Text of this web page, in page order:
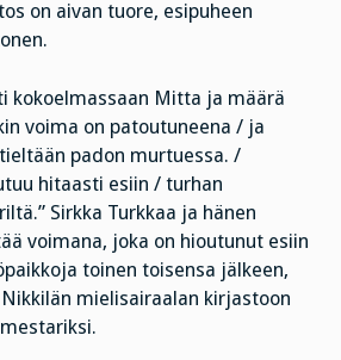
on aivan tuore, esipuheen
kokoelmassaan Mitta ja määrä
voima on patoutuneena / ja
padon murtuessa. /
hitaasti esiin / turhan
Sirkka Turkkaa ja hänen
voimana, joka on hioutunut esiin
toinen toisensa jälkeen,
mielisairaalan kirjastoon